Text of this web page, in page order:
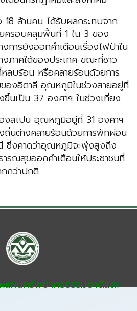
18 ล้านคน ได้รับผลกระทบจาก
ครอบคลุมพื้นที่ 1 ใน 3 ของ
การยังออกคำเตือนเรื่องไฟป่าใน
ภาคใต้ของประเทศ ขณะที่ชาว
ลบร้อน หรือคลายร้อนด้วยการ
องอิตาลี อุณหภูมิในช่วงสายอยู่ที่
นเป็น 37 องศาฯ ในช่วงเที่ยง
องสเปน อุณหภูมิอยู่ที่ 31 องศาฯ
ถิ่นต่างคลายร้อนด้วยการพักผ่อน
ซึ่งคาดว่าอุณหภูมิจะพุ่งสูงถึง
รณสุขออกคำเตือนให้ประชาชนที่
กว่าปกติ.
แผนทรัพยากรธรรมชาติและ